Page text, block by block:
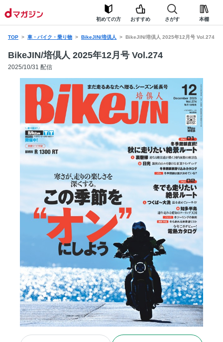
初めての方 おすすめ さがす 本棚
TOP 車・バイク・乗り物 BikeJIN/培倶人 BikeJIN/培倶人 2025年12月号 Vol.274
BikeJIN/培倶人 2025年12月号 Vol.274
2025/10/31 配信